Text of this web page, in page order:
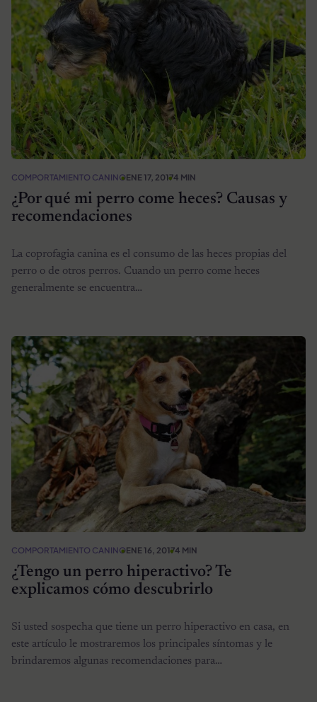
COMPORTAMIENTO CANINOENE 17, 20174 MIN
¿Por qué mi perro come heces? Causas y
recomendaciones
La coprofagia canina es el consumo de las heces propias del
perro o de otros perros. Cuando un perro come heces
generalmente se encuentra…
COMPORTAMIENTO CANINOENE 16, 20174 MIN
¿Tengo un perro hiperactivo? Te
explicamos cómo descubrirlo
Si usted sospecha que tiene un perro hiperactivo en casa, en
este artículo le mostraremos los principales síntomas y le
brindaremos algunas recomendaciones para…